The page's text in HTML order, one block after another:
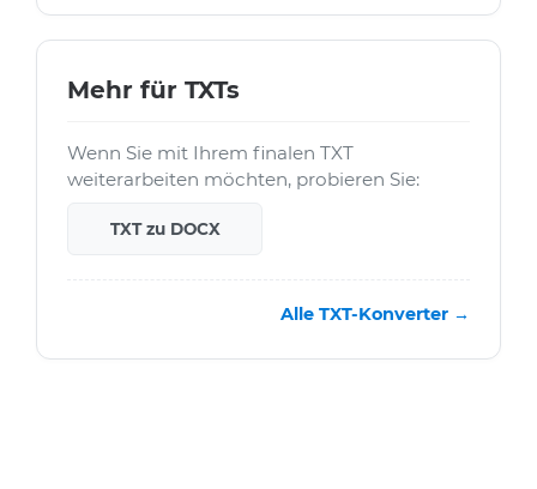
Mehr für TXTs
Wenn Sie mit Ihrem finalen TXT
weiterarbeiten möchten, probieren Sie:
TXT zu DOCX
Alle TXT-Konverter →